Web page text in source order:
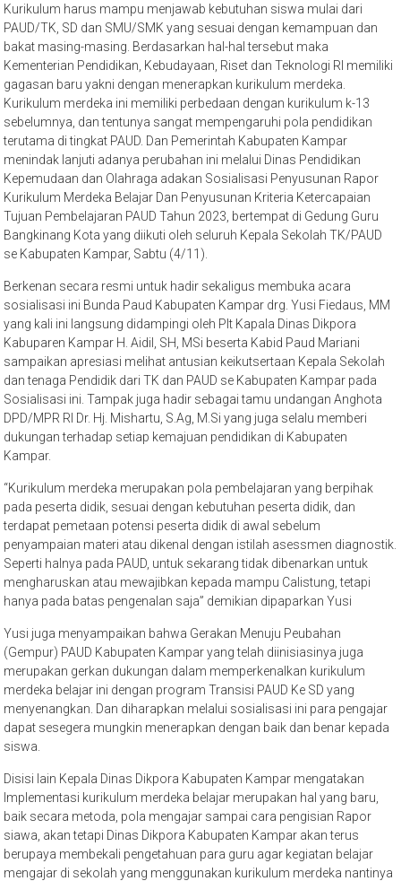
Kurikulum harus mampu menjawab kebutuhan siswa mulai dari
PAUD/TK, SD dan SMU/SMK yang sesuai dengan kemampuan dan
bakat masing-masing. Berdasarkan hal-hal tersebut maka
Kementerian Pendidikan, Kebudayaan, Riset dan Teknologi RI memiliki
gagasan baru yakni dengan menerapkan kurikulum merdeka.
Kurikulum merdeka ini memiliki perbedaan dengan kurikulum k-13
sebelumnya, dan tentunya sangat mempengaruhi pola pendidikan
terutama di tingkat PAUD. Dan Pemerintah Kabupaten Kampar
menindak lanjuti adanya perubahan ini melalui Dinas Pendidikan
Kepemudaan dan Olahraga adakan Sosialisasi Penyusunan Rapor
Kurikulum Merdeka Belajar Dan Penyusunan Kriteria Ketercapaian
Tujuan Pembelajaran PAUD Tahun 2023, bertempat di Gedung Guru
Bangkinang Kota yang diikuti oleh seluruh Kepala Sekolah TK/PAUD
se Kabupaten Kampar, Sabtu (4/11).
Berkenan secara resmi untuk hadir sekaligus membuka acara
sosialisasi ini Bunda Paud Kabupaten Kampar drg. Yusi Fiedaus, MM
yang kali ini langsung didampingi oleh Plt Kapala Dinas Dikpora
Kabuparen Kampar H. Aidil, SH, MSi beserta Kabid Paud Mariani
sampaikan apresiasi melihat antusian keikutsertaan Kepala Sekolah
dan tenaga Pendidik dari TK dan PAUD se Kabupaten Kampar pada
Sosialisasi ini. Tampak juga hadir sebagai tamu undangan Anghota
DPD/MPR RI Dr. Hj. Mishartu, S.Ag, M.Si yang juga selalu memberi
dukungan terhadap setiap kemajuan pendidikan di Kabupaten
Kampar.
“Kurikulum merdeka merupakan pola pembelajaran yang berpihak
pada peserta didik, sesuai dengan kebutuhan peserta didik, dan
terdapat pemetaan potensi peserta didik di awal sebelum
penyampaian materi atau dikenal dengan istilah asessmen diagnostik.
Seperti halnya pada PAUD, untuk sekarang tidak dibenarkan untuk
mengharuskan atau mewajibkan kepada mampu Calistung, tetapi
hanya pada batas pengenalan saja” demikian dipaparkan Yusi
Yusi juga menyampaikan bahwa Gerakan Menuju Peubahan
(Gempur) PAUD Kabupaten Kampar yang telah diinisiasinya juga
merupakan gerkan dukungan dalam memperkenalkan kurikulum
merdeka belajar ini dengan program Transisi PAUD Ke SD yang
menyenangkan. Dan diharapkan melalui sosialisasi ini para pengajar
dapat sesegera mungkin menerapkan dengan baik dan benar kepada
siswa.
Disisi lain Kepala Dinas Dikpora Kabupaten Kampar mengatakan
Implementasi kurikulum merdeka belajar merupakan hal yang baru,
baik secara metoda, pola mengajar sampai cara pengisian Rapor
siawa, akan tetapi Dinas Dikpora Kabupaten Kampar akan terus
berupaya membekali pengetahuan para guru agar kegiatan belajar
mengajar di sekolah yang menggunakan kurikulum merdeka nantinya